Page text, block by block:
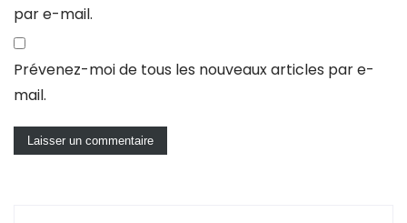
par e-mail.
Prévenez-moi de tous les nouveaux articles par e-
mail.